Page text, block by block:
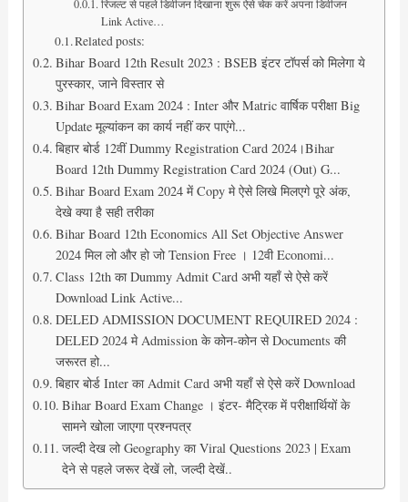
रिजल्ट से पहले डिवीजन दिखाना शुरू ऐसे चेक करें अपना डिवीजन
Link Active…
Related posts:
Bihar Board 12th Result 2023 : BSEB इंटर टॉपर्स को मिलेगा ये
पुरस्कार, जाने विस्तार से
Bihar Board Exam 2024 : Inter और Matric वार्षिक परीक्षा Big
Update मूल्यांकन का कार्य नहीं कर पाएंगे...
बिहार बोर्ड 12वीं Dummy Registration Card 2024।Bihar
Board 12th Dummy Registration Card 2024 (Out) G...
Bihar Board Exam 2024 में Copy मे ऐसे लिखे मिलएगे पूरे अंक,
देखे क्या है सही तरीका
Bihar Board 12th Economics All Set Objective Answer
2024 मिल लो और हो जो Tension Free । 12वी Economi...
Class 12th का Dummy Admit Card अभी यहाँ से ऐसे करें
Download Link Active...
DELED ADMISSION DOCUMENT REQUIRED 2024 :
DELED 2024 मे Admission के कोन-कोन से Documents की
जरूरत हो...
बिहार बोर्ड Inter का Admit Card अभी यहाँ से ऐसे करें Download
Bihar Board Exam Change । इंटर- मैट्रिक में परीक्षार्थियों के
सामने खोला जाएगा प्रश्नपत्र
जल्दी देख लो Geography का Viral Questions 2023 | Exam
देने से पहले जरूर देखें लो, जल्दी देखें..